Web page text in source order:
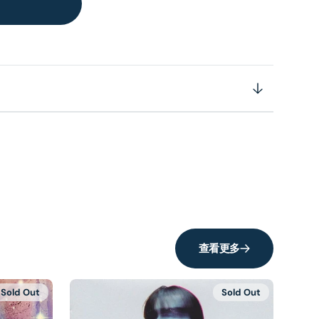
查看更多
Sold Out Sold Out